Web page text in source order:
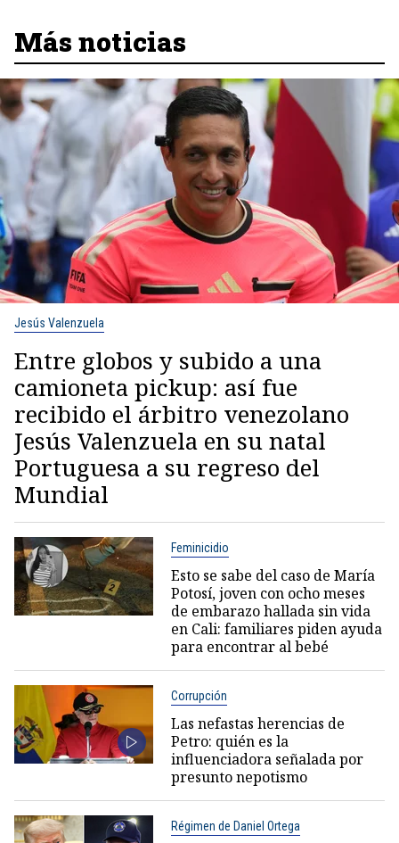
Más noticias
Jesús Valenzuela
Entre globos y subido a una
camioneta pickup: así fue
recibido el árbitro venezolano
Jesús Valenzuela en su natal
Portuguesa a su regreso del
Mundial
Feminicidio
Esto se sabe del caso de María
Potosí, joven con ocho meses
de embarazo hallada sin vida
en Cali: familiares piden ayuda
para encontrar al bebé
Corrupción
Las nefastas herencias de
Petro: quién es la
influenciadora señalada por
presunto nepotismo
Régimen de Daniel Ortega